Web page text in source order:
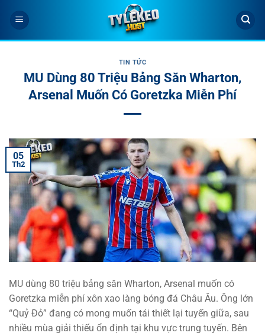
qua
nội
TIN TỨC
MU Dùng 80 Triệu Bảng Săn Wharton,
Arsenal Muốn Có Goretzka Miễn Phí
05
Th2
MU dùng 80 triệu bảng săn Wharton, Arsenal muốn có
Goretzka miễn phí xôn xao làng bóng đá Châu Âu. Ông lớn
“Quỷ Đỏ” đang có mong muốn tái thiết lại tuyến giữa, sau
nhiều mùa giải thiếu ổn định tại khu vực trung tuyến. Bên